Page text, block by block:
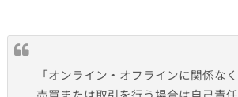
「オンライン・オフラインに関係な